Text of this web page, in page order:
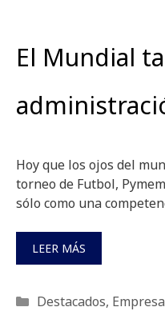
El Mundial
Hoy que los ojos del
torneo de Futbol,
sólo como una
LEER MÁS
Categorías
Destacados,